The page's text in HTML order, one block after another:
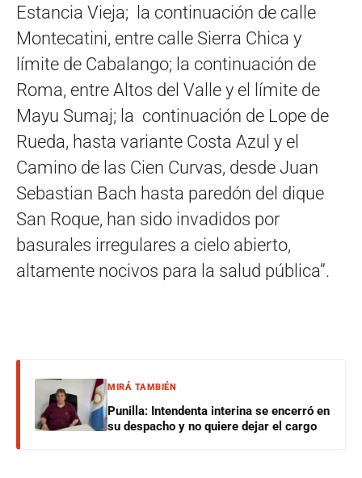
Estancia Vieja; la continuación de calle
Montecatini, entre calle Sierra Chica y
límite de Cabalango; la continuación de
Roma, entre Altos del Valle y el límite de
Mayu Sumaj; la continuación de Lope de
Rueda, hasta variante Costa Azul y el
Camino de las Cien Curvas, desde Juan
Sebastian Bach hasta paredón del dique
San Roque, han sido invadidos por
basurales irregulares a cielo abierto,
altamente nocivos para la salud pública”.
MIRÁ TAMBIÉN
Punilla: Intendenta interina se encerró en
su despacho y no quiere dejar el cargo